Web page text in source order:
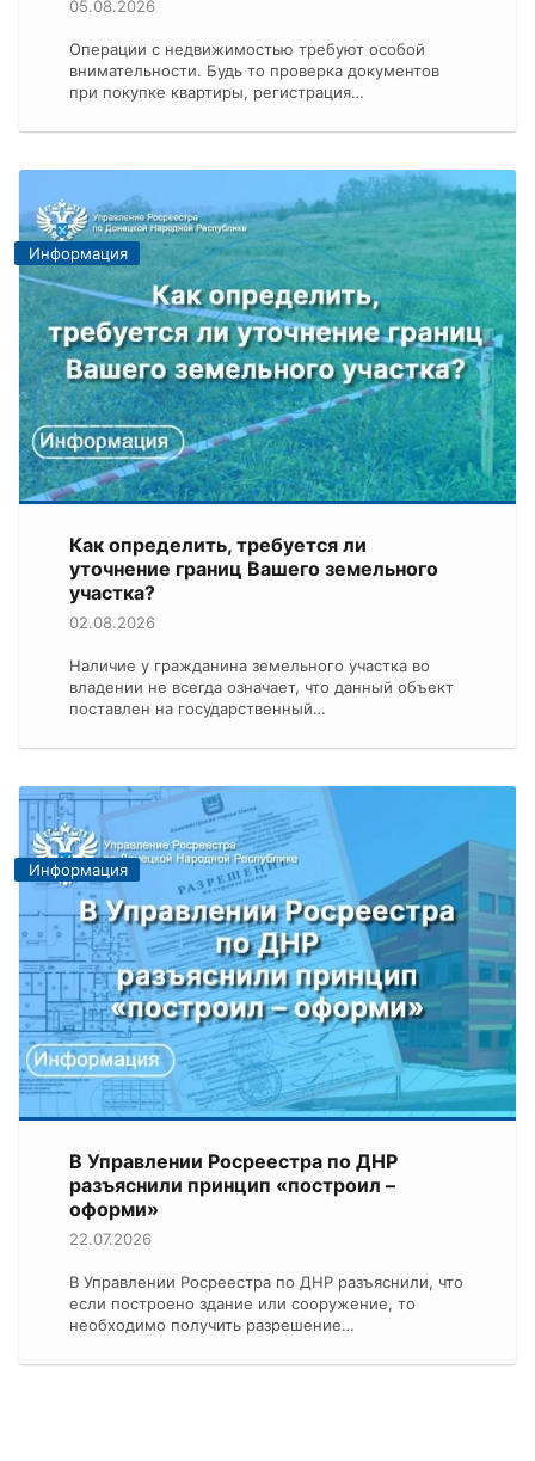
05.08.2026
Операции с недвижимостью требуют особой
внимательности. Будь то проверка документов
при покупке квартиры, регистрация…
Информация
Как определить, требуется ли
уточнение границ Вашего земельного
участка?
02.08.2026
Наличие у гражданина земельного участка во
владении не всегда означает, что данный объект
поставлен на государственный…
Информация
В Управлении Росреестра по ДНР
разъяснили принцип «построил –
оформи»
22.07.2026
В Управлении Росреестра по ДНР разъяснили, что
если построено здание или сооружение, то
необходимо получить разрешение…